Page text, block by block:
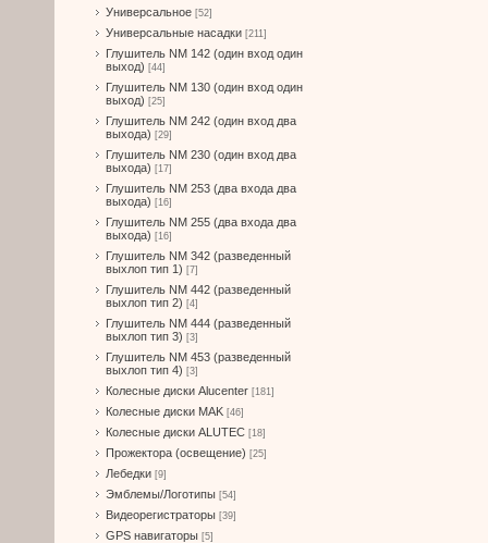
Универсальное [52]
Универсальные насадки [211]
Глушитель NM 142 (один вход один
выход) [44]
Глушитель NM 130 (один вход один
выход) [25]
Глушитель NM 242 (один вход два
выхода) [29]
Глушитель NM 230 (один вход два
выхода) [17]
Глушитель NM 253 (два входа два
выхода) [16]
Глушитель NM 255 (два входа два
выхода) [16]
Глушитель NM 342 (разведенный
выхлоп тип 1) [7]
Глушитель NM 442 (разведенный
выхлоп тип 2) [4]
Глушитель NM 444 (разведенный
выхлоп тип 3) [3]
Глушитель NM 453 (разведенный
выхлоп тип 4) [3]
Колесные диски Alucenter [181]
Колесные диски MAK [46]
Колесные диски ALUTEC [18]
Прожектора (освещение) [25]
Лебедки [9]
Эмблемы/Логотипы [54]
Видеорегистраторы [39]
GPS навигаторы [5]